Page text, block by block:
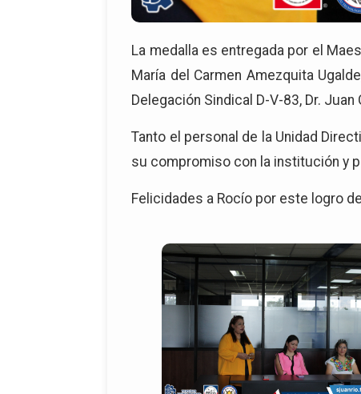
La medalla es entregada por el
María del Carmen Amezquita
Delegación Sindical D-V-83, Dr.
Tanto el personal de la Unidad
su compromiso con la institución y
Felicidades a Rocío por este logro